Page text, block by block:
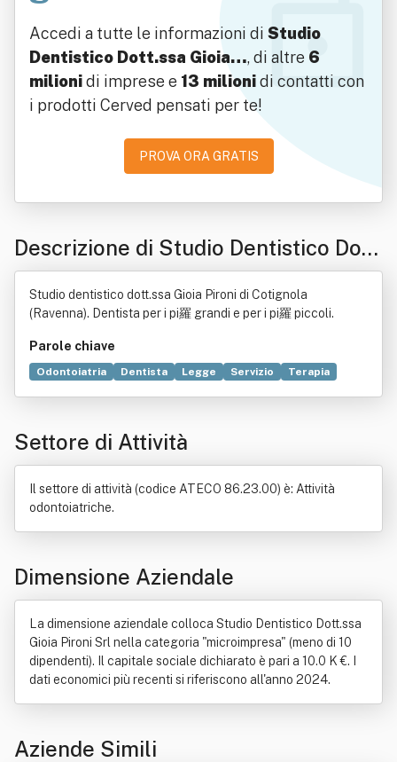
Accedi a tutte le informazioni di Studio
Dentistico Dott.ssa Gioia…, di altre 6
milionidi imprese e 13 milionidi contatti con
i prodotti Cerved pensati per te!
PROVA ORA GRATIS
Descrizione di Studio Dentistico Dott.
ssa Gioia Pironi Srl
Studio dentistico dott.ssa Gioia Pironi di Cotignola
(Ravenna). Dentista per i pi羅 grandi e per i pi羅 piccoli.
Parole chiave
Odontoiatria Dentista Legge Servizio
Terapia
Attrezzo
Commercio Medico
Settore di Attività
Il settore di attività (codice ATECO 86.23.00) è: Attività
odontoiatriche.
Dimensione Aziendale
La dimensione aziendale colloca Studio Dentistico Dott.ssa
Gioia Pironi Srl nella categoria "microimpresa" (meno di 10
dipendenti). Il capitale sociale dichiarato è pari a 10.0 K €. I
dati economici più recenti si riferiscono all'anno 2024.
Aziende Simili